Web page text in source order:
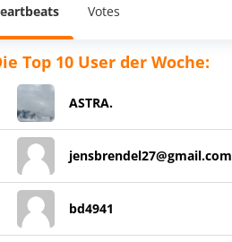
Votes
Top 10 User der Woche:
ASTRA.
jensbrendel27@gmail.com
bd4941